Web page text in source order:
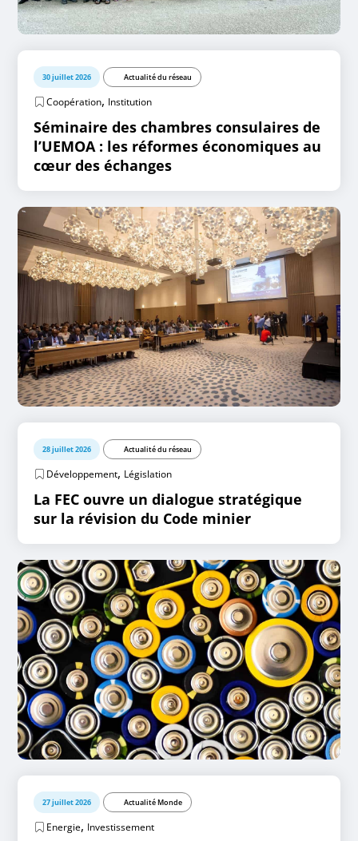
30 juillet 2026 Actualité du réseau
Coopération, Institution
Séminaire des chambres consulaires de
l’UEMOA : les réformes économiques au
cœur des échanges
28 juillet 2026 Actualité du réseau
Développement, Législation
La FEC ouvre un dialogue stratégique
sur la révision du Code minier
27 juillet 2026 Actualité Monde
Energie, Investissement